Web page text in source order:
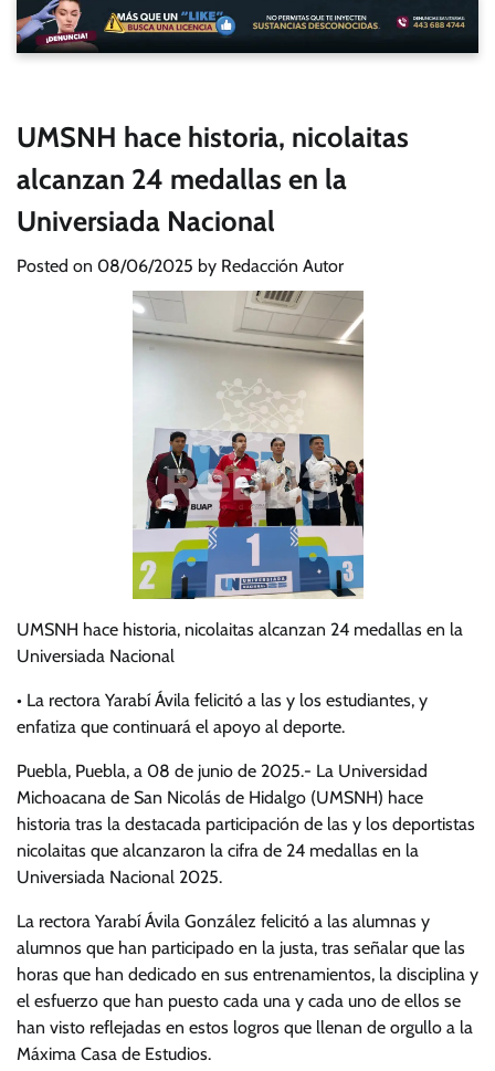
UMSNH hace historia, nicolaitas
alcanzan 24 medallas en la
Universiada Nacional
Posted on 08/06/2025 by Redacción Autor
UMSNH hace historia, nicolaitas alcanzan 24 medallas en la
Universiada Nacional
• La rectora Yarabí Ávila felicitó a las y los estudiantes, y
enfatiza que continuará el apoyo al deporte.
Puebla, Puebla, a 08 de junio de 2025.- La Universidad
Michoacana de San Nicolás de Hidalgo (UMSNH) hace
historia tras la destacada participación de las y los deportistas
nicolaitas que alcanzaron la cifra de 24 medallas en la
Universiada Nacional 2025.
La rectora Yarabí Ávila González felicitó a las alumnas y
alumnos que han participado en la justa, tras señalar que las
horas que han dedicado en sus entrenamientos, la disciplina y
el esfuerzo que han puesto cada una y cada uno de ellos se
han visto reflejadas en estos logros que llenan de orgullo a la
Máxima Casa de Estudios.